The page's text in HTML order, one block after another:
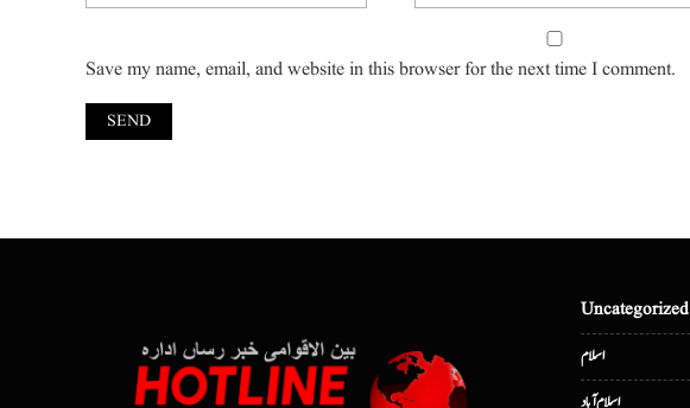
Save my name, email, and website in this browser for the next time I comment.
Uncategorized
اسلام
اسلام آباد